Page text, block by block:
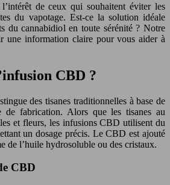
de ceux qui souhaitent éviter les
du vapotage. Est-ce la solution idéale
du cannabidiol en toute sérénité ? Notre
une information claire pour vous aider à
CBD ?
des tisanes traditionnelles à base de
de fabrication. Alors que les tisanes au
et fleurs, les infusions CBD utilisent du
un dosage précis. Le CBD est ajouté
de l’huile hydrosoluble ou des cristaux.
CBD